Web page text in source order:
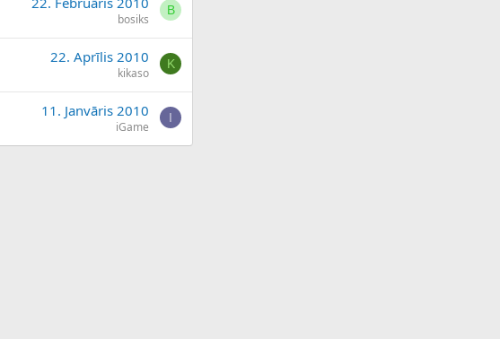
bosiks
B
22. Aprīlis 2010
kikaso
K
11. Janvāris 2010
iGame
I